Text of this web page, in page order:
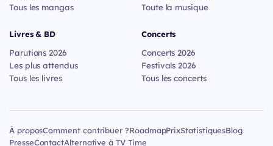
Tous les mangas
Livres & BD
Parutions 2026
Les plus attendus
Tous les livres
Toute la musique
Concerts
Concerts 2026
Festivals 2026
Tous les concerts
À proposComment contribuer ?RoadmapPrixStatistiquesBlog
PresseContactAlternative à TV Time